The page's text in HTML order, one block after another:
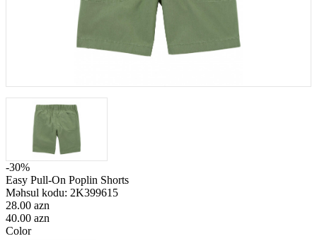
-30%
Easy Pull-On Poplin Shorts
Məhsul kodu: 2K399615
28.00 azn
40.00 azn
Color